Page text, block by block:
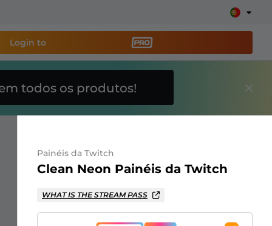
alertas, doações, barras de meta, ChatBot
Login to
todos os produtos!
Painéis da Twitch
Clean Neon Painéis da Twitch
WHAT IS THE STREAM PASS